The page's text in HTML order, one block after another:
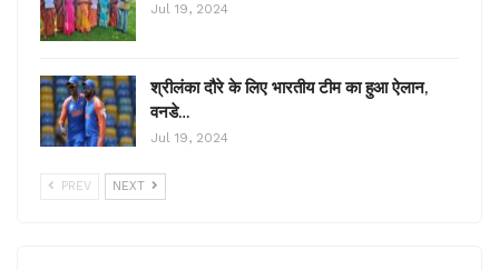
Jul 19, 2024
श्रीलंका दौरे के लिए भारतीय टीम का हुआ ऐलान,
वनडे…
Jul 19, 2024
PREV NEXT